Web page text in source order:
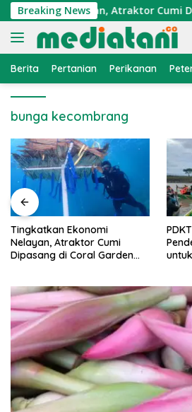
Langsung
ke
konten
Breaking News
Nelayan, Atraktor Cumi
Berita Pertanian Perikanan
bunga kecombrang
PDKT Danau Tempe :
Pendekatan Kearifan Lokal
untuk Keberlanjutan Sumber